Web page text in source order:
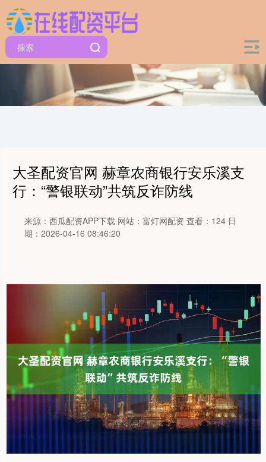
大圣配资官网 赫章农商银行安乐溪支
行：“警银联动”共筑反诈防线
来源：西瓜配资APP下载 网站：富灯网配资 查看：124 日
期：2026-04-16 08:46:20